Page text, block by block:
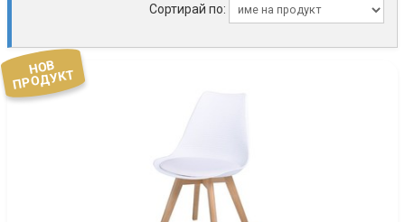
Сортирай по:
НОВ
ПРОДУКТ